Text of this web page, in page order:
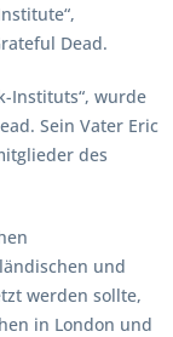
Dead.
Instituts“, wurde
Sein Vater Eric
des
und
werden sollte,
in London und